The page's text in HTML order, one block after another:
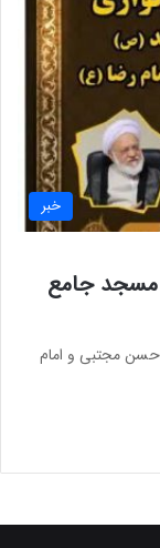
خبر
مسجد جامع
حسن مجتبی و امام